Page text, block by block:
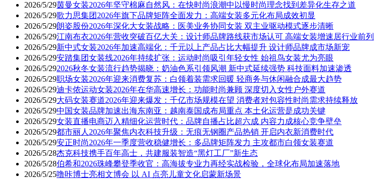
2026/5/29茵曼女装2026年坚守棉麻自然风：在快时尚浪潮中以慢时尚理念找到差异化生存之道
2026/5/29歌力思集团2026年旗下品牌矩阵全面发力：高端女装多元化布局成效初显
2026/5/29朗姿股份2026年深化大女装战略：医美业务协同女装 双主业驱动模式逐步清晰
2026/5/29江南布衣2026年营收突破百亿大关：设计师品牌路线获市场认可 高端女装增速居行业前列
2026/5/29新中式女装2026年加速高端化：千元以上产品占比大幅提升 设计师品牌成市场新宠
2026/5/29安踏集团女装线2026年持续扩张：运动时尚吸引年轻女性 始祖鸟女装尤为亮眼
2026/5/292026秋冬女装流行趋势揭晓：奶油色系引领风潮 新中式延续强势 科技面料加速渗透
2026/5/29职场女装2026年迎来消费复苏：白领着装需求回暖 轻商务与休闲融合成最大趋势
2026/5/29迪卡侬运动女装2026年在华高速增长：功能时尚兼顾 深度切入女性户外赛道
2026/5/29大码女装赛道2026年迎来爆发：千亿市场规模在望 消费者对包容性时尚需求持续释放
2026/5/29中国女装品牌加速出海东南亚：越南泰国成布局重点 本土化运营是成功关键
2026/5/29女装直播电商迈入精细化运营时代：品牌自播占比超六成 内容力成核心竞争壁垒
2026/5/29都市丽人2026年聚焦内衣科技升级：无痕无钢圈产品热销 开启内衣新消费时代
2026/5/29安正时尚2026年一季度营收稳健增长：多品牌矩阵发力 主攻都市白领女装赛道
2026/5/28杰克科技携手百年高士，共建服装智造“黑灯工厂”新生态
2026/5/28伯希和2026珠峰攀登季收官：高海拔专业力再经实战检验，全球化布局加速落地
2026/5/25噜咔博士亮相文博会 以 AI 点亮儿童文化启蒙新场景